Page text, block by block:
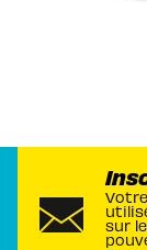
sur